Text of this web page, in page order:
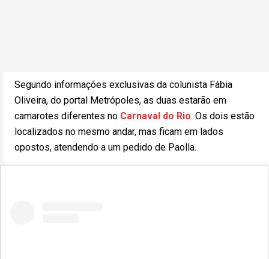
Segundo informações exclusivas da colunista Fábia
Oliveira, do portal Metrópoles, as duas estarão em
camarotes diferentes no Carnaval do Rio. Os dois estão
localizados no mesmo andar, mas ficam em lados
opostos, atendendo a um pedido de Paolla.